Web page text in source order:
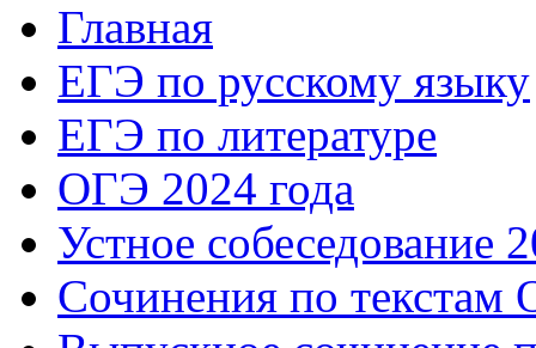
Главная
ЕГЭ по русскому языку
ЕГЭ по литературе
ОГЭ 2024 года
Устное собеседование
Сочинения по текстам